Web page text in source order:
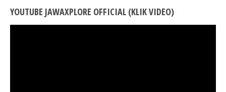
YOUTUBE JAWAXPLORE OFFICIAL (KLIK VIDEO)